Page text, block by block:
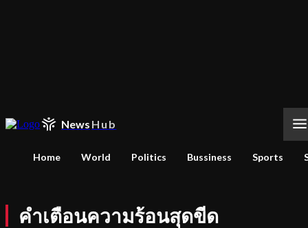
News Hub
Home World Politics Bussiness Sports
คำเตือนความร้อนสุดขีด